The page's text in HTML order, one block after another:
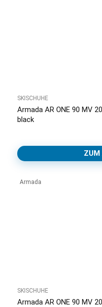
SKISCHUHE
Armada AR ONE 90 MV
black
ZUM
Armada
SKISCHUHE
Armada AR ONE 90 MV